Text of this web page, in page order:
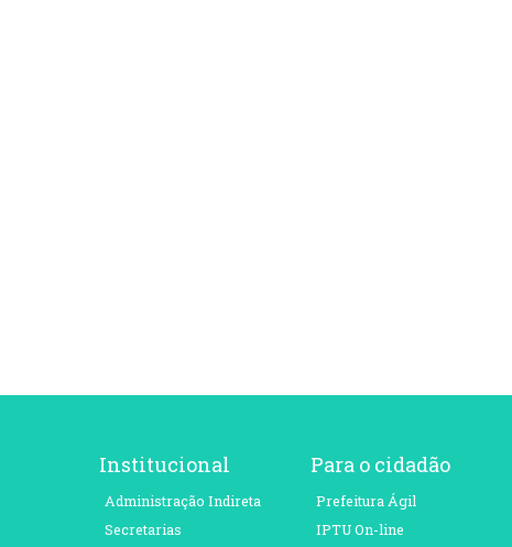
Institucional
Administração Indireta
Secretarias
Para o cidadão
Prefeitura Ágil
IPTU On-line